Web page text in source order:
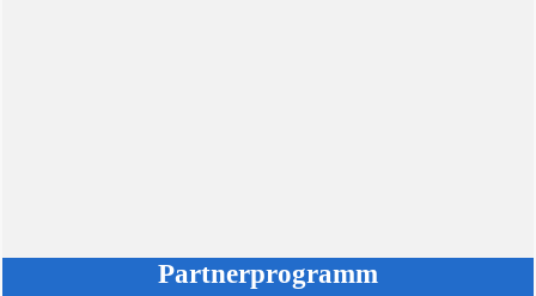
Partnerprogramm